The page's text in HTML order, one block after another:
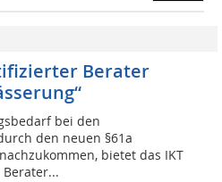
Berater
bei den
den neuen §61a
bietet das IKT
Berater...